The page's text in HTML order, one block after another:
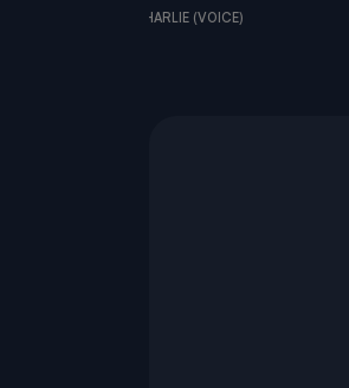
CHARLIE (VOICE)